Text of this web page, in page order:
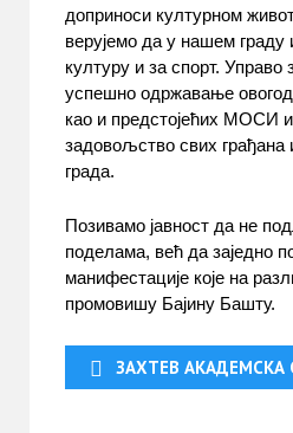
доприноси културном
верујемо да у нашем граду
културу и за спорт.
успешно одржавање
као и предстојећих МОСИ
задовољство свих грађана
града.
Позивамо јавност да не
поделама, већ да заједно
манифестације које на
промовишу Бајину Башту.
ЗАХТЕВ АКАДЕМСКА